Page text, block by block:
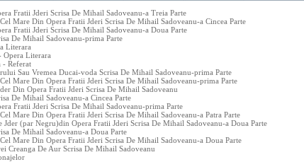
Fratii Jderi Scrisa De Mihail Sadoveanu-a Treia Parte
Mare Din Opera Fratii Jderi Scrisa De Mihail Sadoveanu-a Cincea Parte
Fratii Jderi Scrisa De Mihail Sadoveanu-a Doua Parte
De Mihail Sadoveanu-prima Parte
Literara
Opera Literara
- Referat
Sau Vremea Ducai-voda Scrisa De Mihail Sadoveanu-prima Parte
Mare Din Opera Fratii Jderi Scrisa De Mihail Sadoveanu-prima Parte
Din Opera Fratii Jderi Scrisa De Mihail Sadoveanu
De Mihail Sadoveanu-a Cincea Parte
Fratii Jderi Scrisa De Mihail Sadoveanu-prima Parte
Mare Din Opera Fratii Jderi Scrisa De Mihail Sadoveanu-a Patra Parte
Jder (par Negru)din Opera Fratii Jderi Scrisa De Mihail Sadoveanu-a Doua Parte
De Mihail Sadoveanu-a Doua Parte
Mare Din Opera Fratii Jderi Scrisa De Mihail Sadoveanu-a Doua Parte
Creanga De Aur Scrisa De Mihail Sadoveanu